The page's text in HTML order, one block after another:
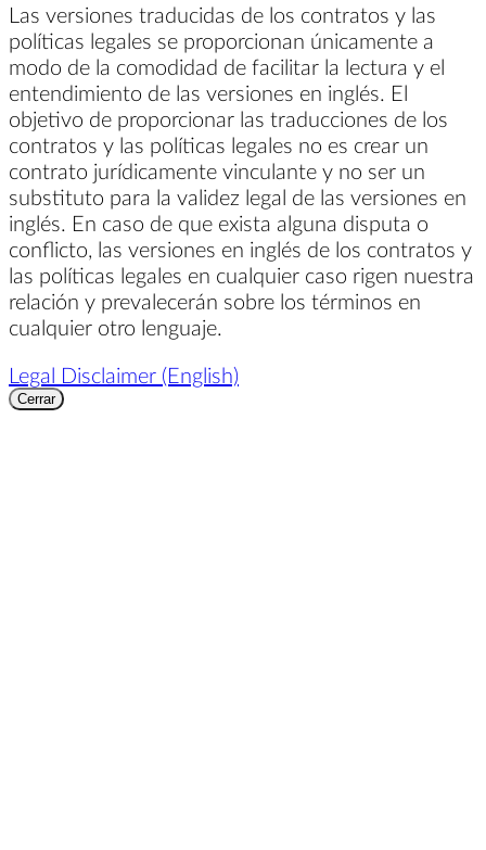
Las versiones traducidas de los contratos y las
políticas legales se proporcionan únicamente a
modo de la comodidad de facilitar la lectura y el
entendimiento de las versiones en inglés. El
objetivo de proporcionar las traducciones de los
contratos y las políticas legales no es crear un
contrato jurídicamente vinculante y no ser un
substituto para la validez legal de las versiones en
inglés. En caso de que exista alguna disputa o
conflicto, las versiones en inglés de los contratos y
las políticas legales en cualquier caso rigen nuestra
relación y prevalecerán sobre los términos en
cualquier otro lenguaje.
Legal Disclaimer (English)
Cerrar